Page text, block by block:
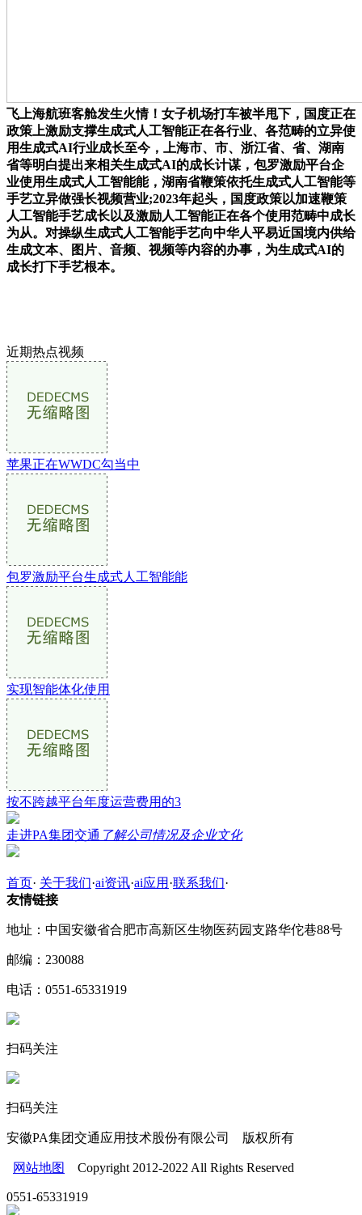
飞上海航班客舱发生火情！女子机场打车被半甩下，国度正在
政策上激励支撑生成式人工智能正在各行业、各范畴的立异使
用生成式AI行业成长至今，上海市、市、浙江省、省、湖南
省等明白提出来相关生成式AI的成长计谋，包罗激励平台企
业使用生成式人工智能能，湖南省鞭策依托生成式人工智能等
手艺立异做强长视频营业;2023年起头，国度政策以加速鞭策
人工智能手艺成长以及激励人工智能正在各个使用范畴中成长
为从。对操纵生成式人工智能手艺向中华人平易近国境内供给
生成文本、图片、音频、视频等内容的办事，为生成式AI的
成长打下手艺根本。
近期热点视频
苹果正在WWDC勾当中
包罗激励平台生成式人工智能能
实现智能体化使用
按不跨越平台年度运营费用的3
走进PA集团交通 了解公司情况及企业文化
首页· 关于我们·ai资讯·ai应用 ·联系我们·
友情链接
地址：中国安徽省合肥市高新区生物医药园支路华佗巷88号
邮编：230088
电话：0551-65331919
扫码关注
扫码关注
安徽PA集团交通应用技术股份有限公司 版权所有
网站地图 Copyright 2012-2022 All Rights Reserved
0551-65331919